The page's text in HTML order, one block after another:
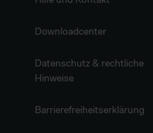
Downloadcenter
Datenschutz & rechtliche
Hinweise
Barrierefreiheitserklärung